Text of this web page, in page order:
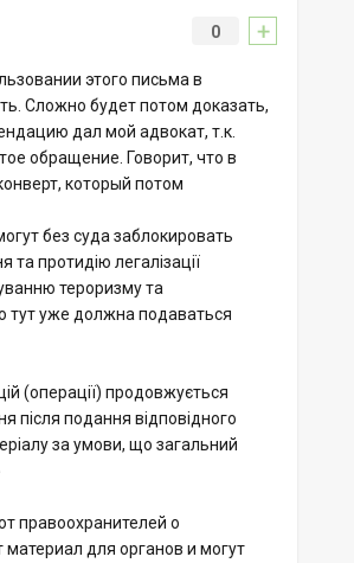
+
0
этого письма в
Сложно будет потом доказать,
дал мой адвокат, т.к.
обращение. Говорит, что в
который потом
без суда заблокировать
протидію легалізації
тероризму та
тут уже должна подаваться
(операції) продовжується
після подання відповідного
за умови, що загальний
правоохранителей о
для органов и могут